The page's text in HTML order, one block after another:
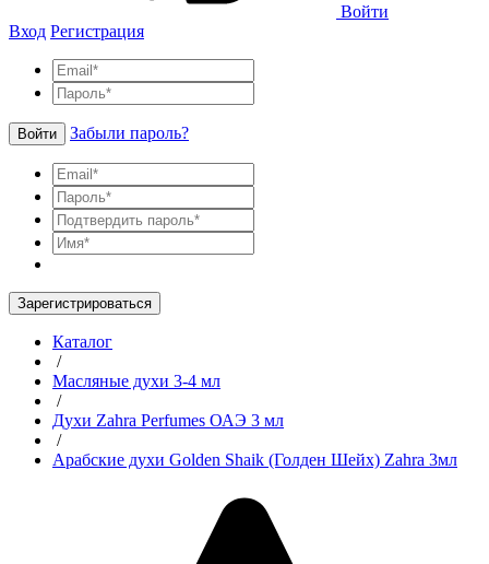
Войти
Вход Регистрация
Войти Забыли пароль?
Зарегистрироваться
Каталог
/
Масляные духи 3-4 мл
/
Духи Zahra Perfumes ОАЭ 3 мл
/
Арабские духи Golden Shaik (Голден Шейх) Zahra 3мл